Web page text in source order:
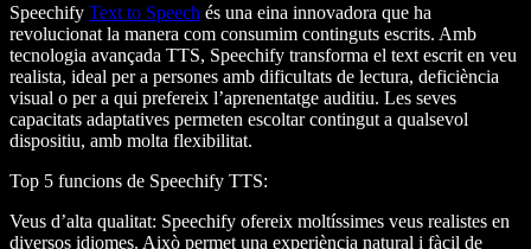
Speechify Text to Speech és una eina innovadora que ha
revolucionat la manera com consumim continguts escrits. Amb
tecnologia avançada TTS, Speechify transforma el text escrit en veu
realista, ideal per a persones amb dificultats de lectura, deficiència
visual o per a qui prefereix l’aprenentatge auditiu. Les seves
capacitats adaptatives permeten escoltar contingut a qualsevol
dispositiu, amb molta flexibilitat.
Top 5 funcions de Speechify TTS:
Veus d’alta qualitat: Speechify ofereix moltíssimes veus realistes en
diversos idiomes. Això permet una experiència natural i fàcil de